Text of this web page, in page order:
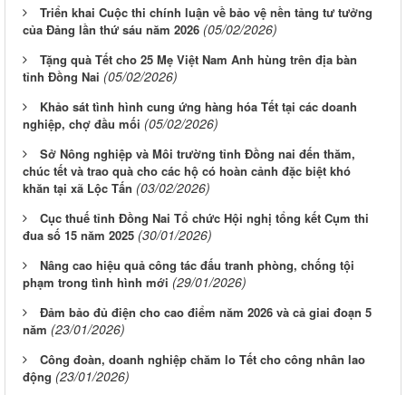
Triển khai Cuộc thi chính luận về bảo vệ nền tảng tư tưởng
của Đảng lần thứ sáu năm 2026 (05/02/2026)
Tặng quà Tết cho 25 Mẹ Việt Nam Anh hùng trên địa bàn
tỉnh Đồng Nai (05/02/2026)
Khảo sát tình hình cung ứng hàng hóa Tết tại các doanh
nghiệp, chợ đầu mối (05/02/2026)
Sở Nông nghiệp và Môi trường tỉnh Đồng nai đến thăm,
chúc tết và trao quà cho các hộ có hoàn cảnh đặc biệt khó
khăn tại xã Lộc Tấn (03/02/2026)
Cục thuế tỉnh Đồng Nai Tổ chức Hội nghị tổng kết Cụm thi
đua số 15 năm 2025 (30/01/2026)
Nâng cao hiệu quả công tác đấu tranh phòng, chống tội
phạm trong tình hình mới (29/01/2026)
Đảm bảo đủ điện cho cao điểm năm 2026 và cả giai đoạn 5
năm (23/01/2026)
Công đoàn, doanh nghiệp chăm lo Tết cho công nhân lao
động (23/01/2026)